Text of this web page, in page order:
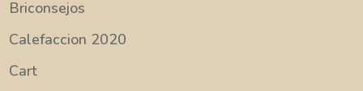
Briconsejos
Calefaccion 2020
Cart